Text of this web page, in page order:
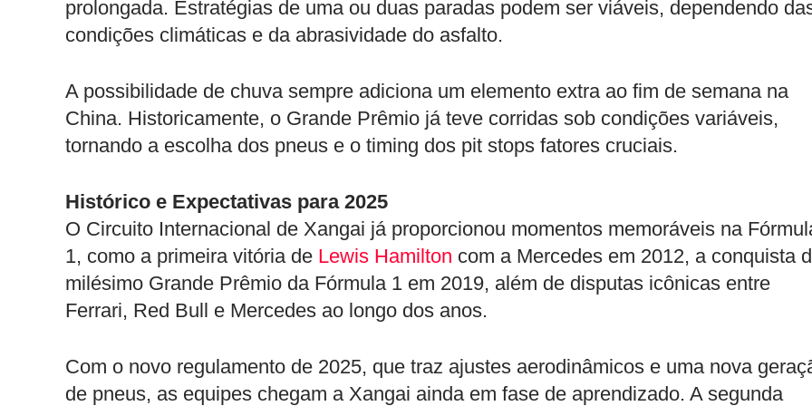
prolongada. Estratégias de uma ou duas paradas podem ser viáveis, dependendo
condições climáticas e da abrasividade do asfalto.
A possibilidade de chuva sempre adiciona um elemento extra ao fim de semana na
China. Historicamente, o Grande Prêmio já teve corridas sob condições variáveis,
tornando a escolha dos pneus e o timing dos pit stops fatores cruciais.
Histórico e Expectativas para 2025
O Circuito Internacional de Xangai já proporcionou momentos memoráveis na
1, como a primeira vitória de Lewis Hamilton com a Mercedes em 2012, a conquista
milésimo Grande Prêmio da Fórmula 1 em 2019, além de disputas icônicas entre
Ferrari, Red Bull e Mercedes ao longo dos anos.
Com o novo regulamento de 2025, que traz ajustes aerodinâmicos e uma nova
de pneus, as equipes chegam a Xangai ainda em fase de aprendizado. A segunda